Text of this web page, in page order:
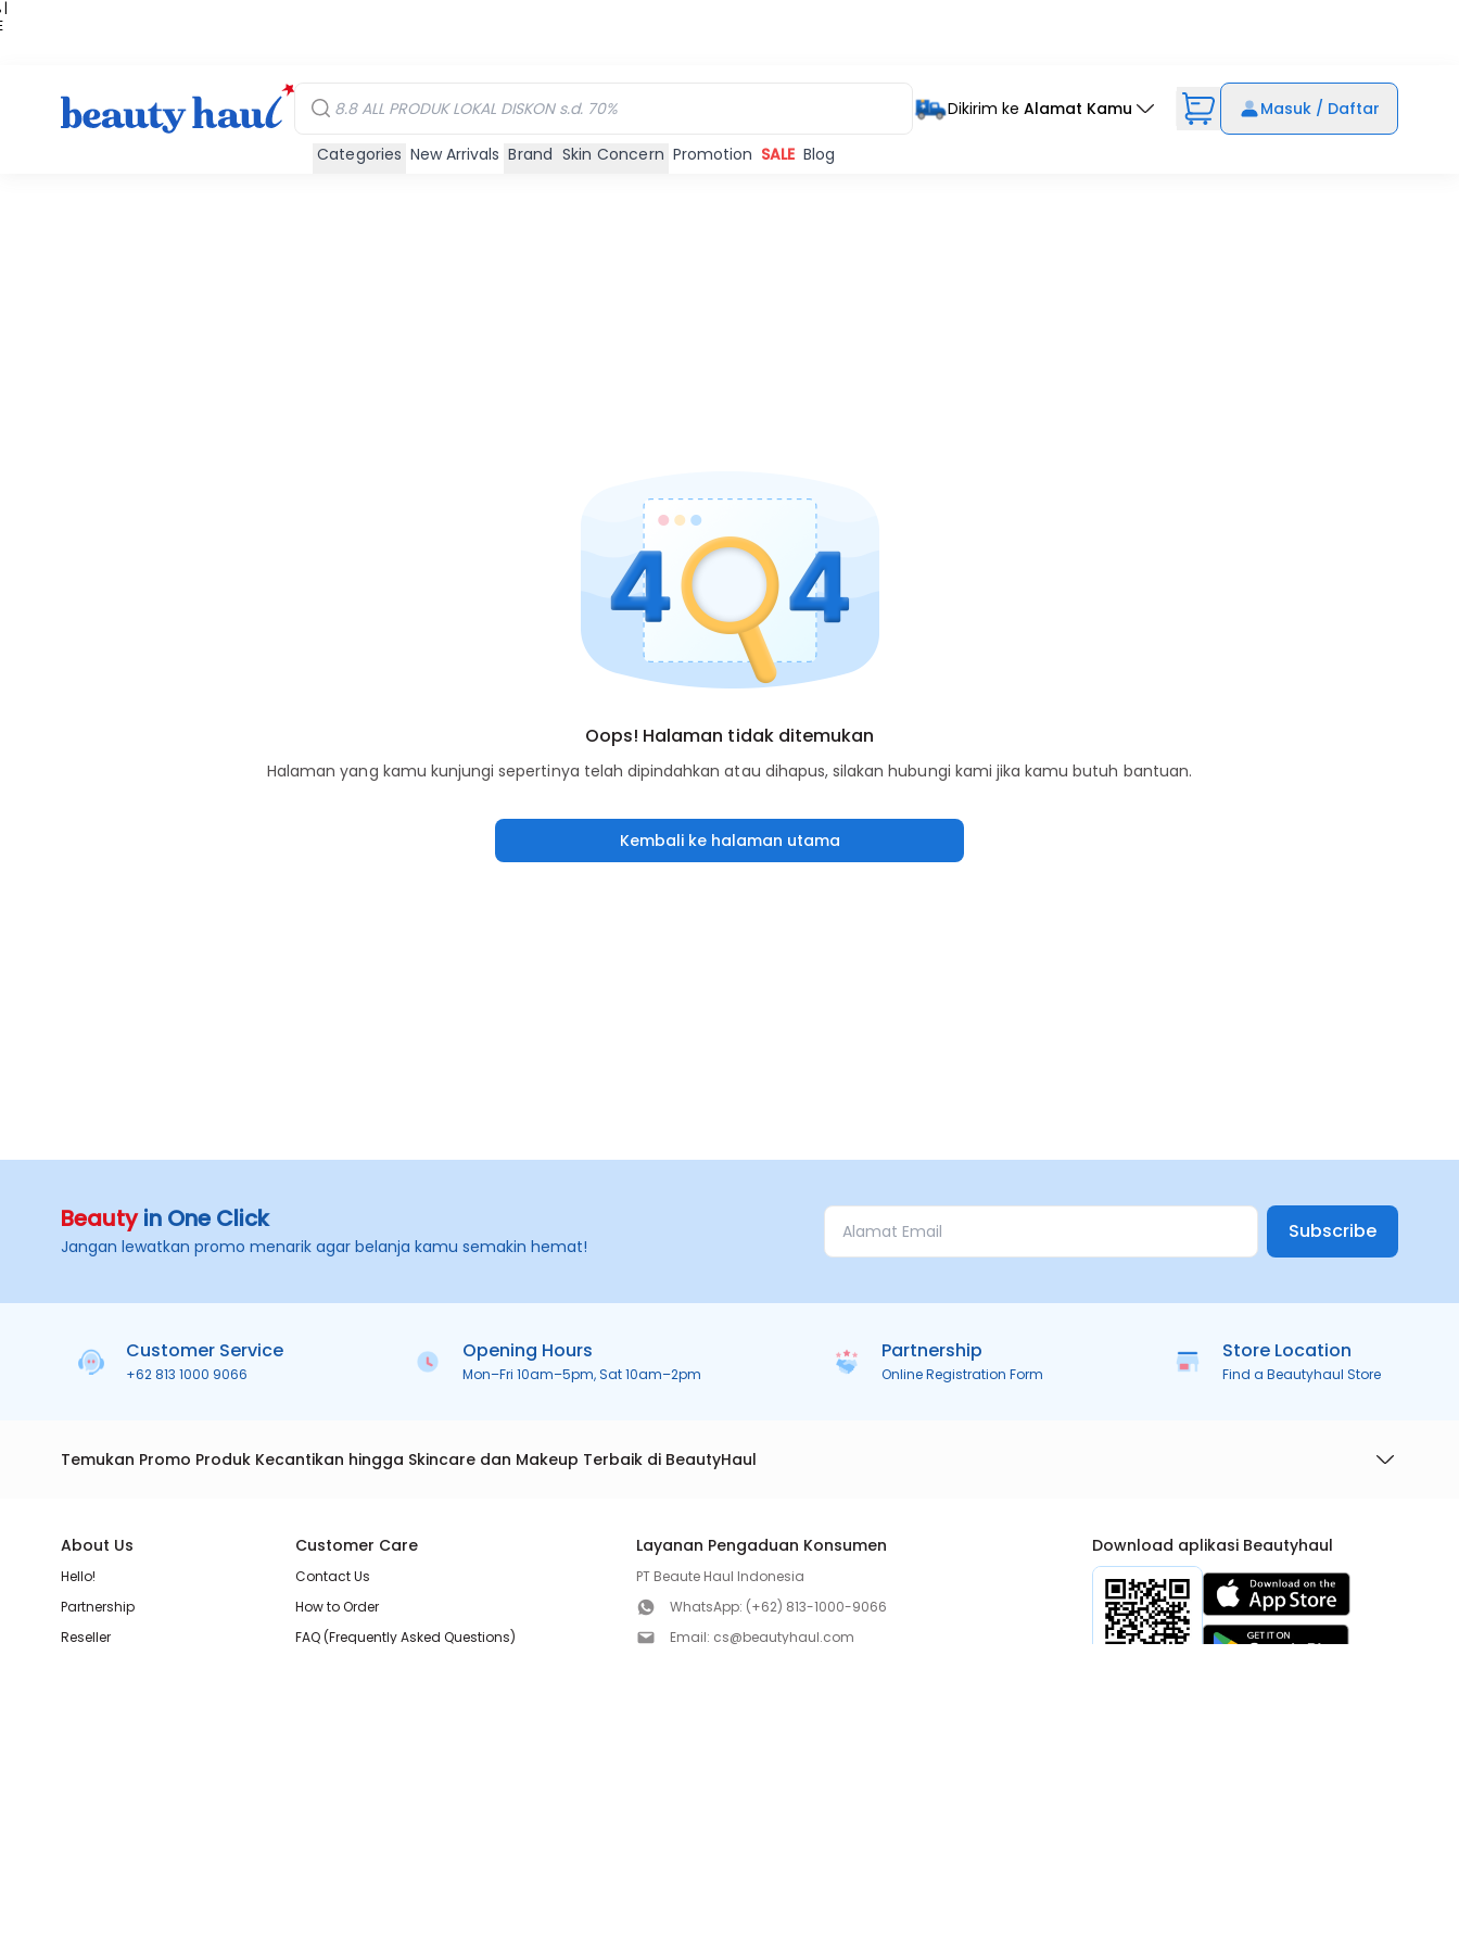
|
Dikirim ke Alamat Kamu Masuk / Daftar
Categories New Arrivals Brand Skin Concern Promotion SALE Blog
Oops! Halaman tidak ditemukan
Halaman yang kamu kunjungi sepertinya telah dipindahkan atau dihapus, silakan hubungi kami jika kamu butuh bantuan.
Kembali ke halaman utama
Beautyin One Click
Jangan lewatkan promo menarik agar belanja kamu semakin hemat!
Subscribe
Customer Service
+62 813 1000 9066
Opening Hours
Mon–Fri 10am–5pm, Sat 10am–2pm
Partnership
Online Registration Form
Store Location
Find a Beautyhaul Store
Temukan Promo Produk Kecantikan hingga Skincare dan Makeup Terbaik di BeautyHaul
About Us
Hello!
Partnership
Reseller
Customer Care
Contact Us
How to Order
FAQ (Frequently Asked Questions)
Layanan Pengaduan Konsumen
PT Beaute Haul Indonesia
WhatsApp: (+62) 813-1000-9066
Email: cs@beautyhaul.com
Download aplikasi Beautyhaul